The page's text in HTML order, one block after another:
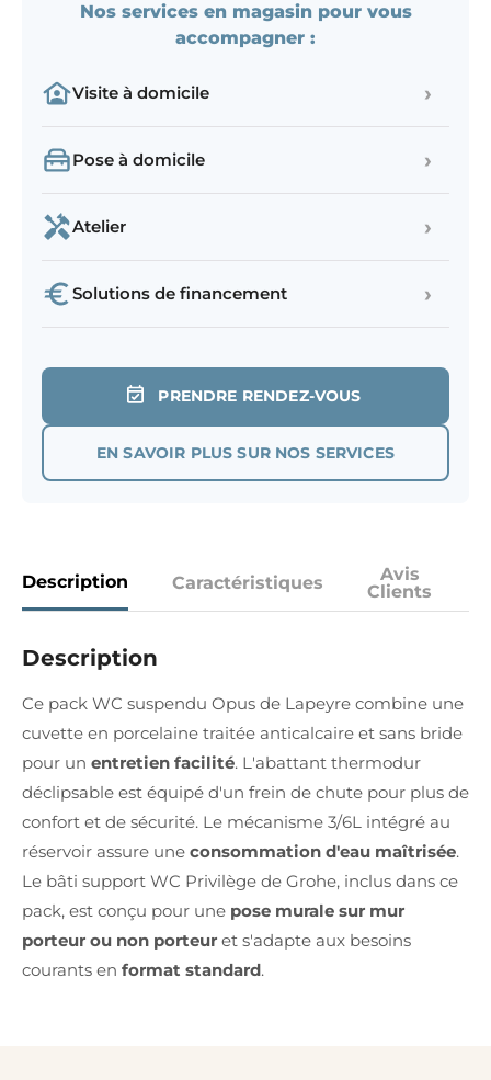
Nos services en magasin pour vous
accompagner :
Visite à domicile ›
Pose à domicile ›
Atelier ›
Solutions de financement ›
PRENDRE RENDEZ-VOUS
EN SAVOIR PLUS SUR NOS SERVICES
Description Caractéristiques
Avis
Clients
Description
Ce pack WC suspendu Opus de Lapeyre combine une
cuvette en porcelaine traitée anticalcaire et sans bride
pour un entretien facilité. L'abattant thermodur
déclipsable est équipé d'un frein de chute pour plus de
confort et de sécurité. Le mécanisme 3/6L intégré au
réservoir assure une consommation d'eau maîtrisée.
Le bâti support WC Privilège de Grohe, inclus dans ce
pack, est conçu pour une pose murale sur mur
porteur ou non porteur et s'adapte aux besoins
courants en format standard.